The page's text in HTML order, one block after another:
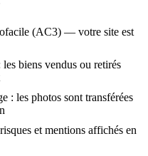
(AC3) — votre site est
biens vendus ou retirés
: les photos sont transférées
et mentions affichés en